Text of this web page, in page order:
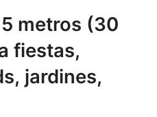
metros (30
fiestas,
jardines,